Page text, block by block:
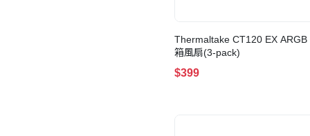
Thermaltake CT120 EX ARGB
箱風扇(3-pack)
$399